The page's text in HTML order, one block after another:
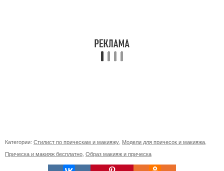
Категории: Стилист по прическам и макияжу, Модели для причесок и макияжа,
Прическа и макияж бесплатно, Образ макияж и прическа